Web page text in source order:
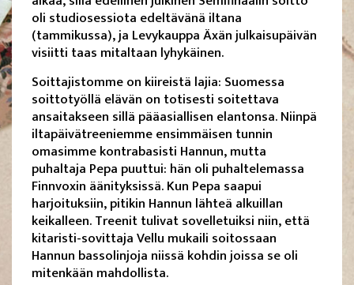
oli studiosessiota edeltävänä iltana
(tammikussa), ja Levykauppa Äxän julkaisupäivän
visiitti taas mitaltaan lyhykäinen.
Soittajistomme on kiireistä lajia: Suomessa
soittotyöllä elävän on totisesti soitettava
ansaitakseen sillä pääasiallisen elantonsa. Niinpä
iltapäivätreeniemme ensimmäisen tunnin
omasimme kontrabasisti Hannun, mutta
puhaltaja Pepa puuttui: hän oli puhaltelemassa
Finnvoxin äänityksissä. Kun Pepa saapui
harjoituksiin, pitikin Hannun lähteä alkuillan
keikalleen. Treenit tulivat sovelletuiksi niin, että
kitaristi-sovittaja Vellu mukaili soitossaan
Hannun bassolinjoja niissä kohdin joissa se oli
mitenkään mahdollista.